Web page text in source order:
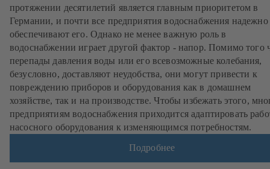
протяжении десятилетий является главным приоритетом в
Германии, и почти все предприятия водоснабжения надежно
обеспечивают его. Однако не менее важную роль в
водоснабжении играет другой фактор - напор. Помимо того
перепады давления воды или его всевозможные колебания,
безусловно, доставляют неудобства, они могут привести к
повреждению приборов и оборудования как в домашнем
хозяйстве, так и на производстве. Чтобы избежать этого,
предприятиям водоснабжения приходится адаптировать
насосного оборудования к изменяющимся потребностям.
Подробнее